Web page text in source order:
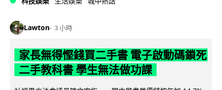
Lawton 3 小時
家長無得慳錢買二手書 電子啟動碼鎖死
二手教科書 學生無法做功課